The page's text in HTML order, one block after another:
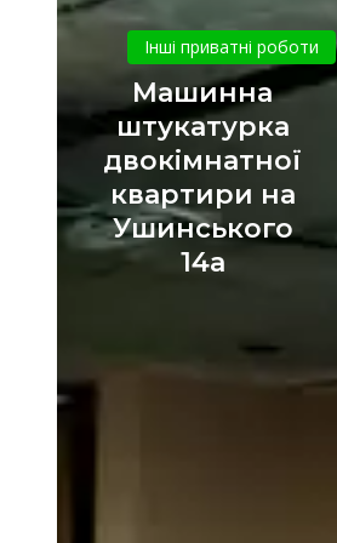
штукатурка
двокімнатної
квартири
на
Ушинського
14а
Інші приватні роботи
Машинна
штукатурка
двокімнатної
квартири на
Ушинського
14а